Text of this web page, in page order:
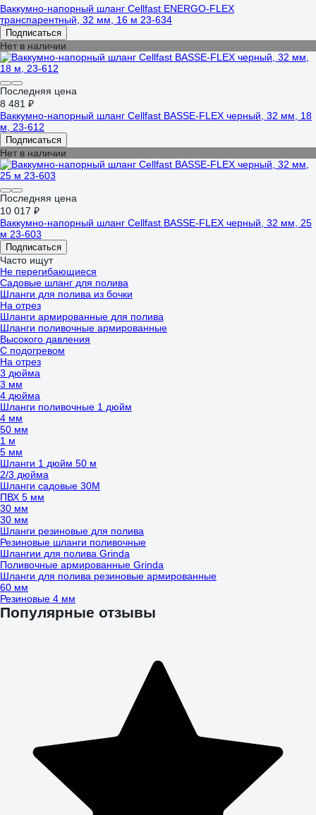
Ваккумно-напорный шланг Cellfast ENERGO-FLEX
транспарентный, 32 мм, 16 м 23-634
Подписаться
Нет в наличии
Последняя цена
8 481 ₽
Ваккумно-напорный шланг Cellfast BASSE-FLEX черный, 32 мм, 18
м, 23-612
Подписаться
Нет в наличии
Последняя цена
10 017 ₽
Ваккумно-напорный шланг Cellfast BASSE-FLEX черный, 32 мм, 25
м 23-603
Подписаться
Часто ищут
Не перегибающиеся
Садовые шланг для полива
Шланги для полива из бочки
На отрез
Шланги армированные для полива
Шланги поливочные армированные
Высокого давления
С подогревом
На отрез
3 дюйма
3 мм
4 дюйма
Шланги поливочные 1 дюйм
4 мм
50 мм
1 м
5 мм
Шланги 1 дюйм 50 м
2/3 дюйма
Шланги садовые 30М
ПВХ 5 мм
30 мм
30 мм
Шланги резиновые для полива
Резиновые шланги поливочные
Шлангии для полива Grinda
Поливочные армированные Grinda
Шланги для полива резиновые армированные
60 мм
Резиновые 4 мм
Популярные отзывы